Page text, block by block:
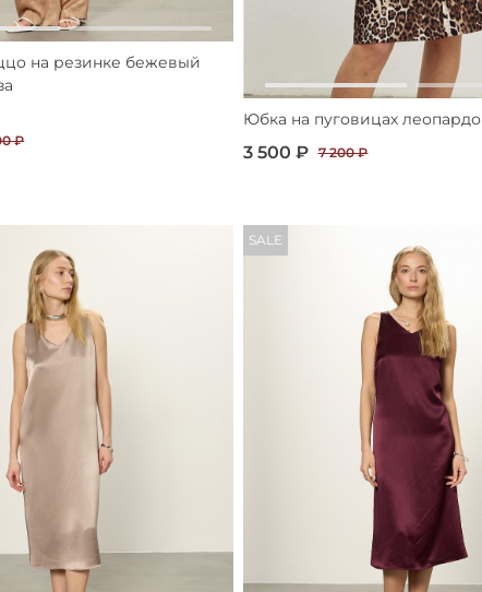
на резинке бежевый
₽
Юбка на пуговицах
3 500 ₽ 7 200 ₽
SALE